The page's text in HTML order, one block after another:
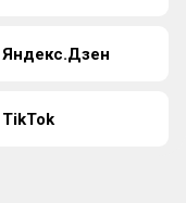
Яндекс.Дзен
TikTok